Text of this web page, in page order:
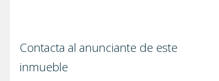
Contacta al anunciante de este
inmueble